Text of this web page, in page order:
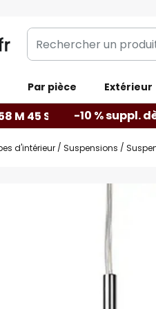
Rechercher
un
catégorie...
Par pièce Extérieur
M 44 S -10 % suppl.
d'intérieur Suspensions